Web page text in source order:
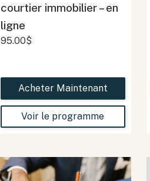
courtier immobilier – en
ligne
95.00$
Acheter Maintenant
Voir le programme